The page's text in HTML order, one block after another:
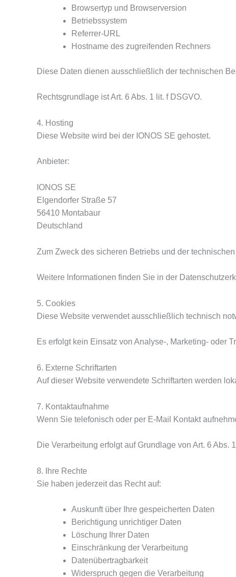
Browsertyp und Browserversion
Betriebssystem
Referrer-URL
Hostname des zugreifenden Rechners
Diese Daten dienen ausschließlich der technischen
Rechtsgrundlage ist Art. 6 Abs. 1 lit. f DSGVO.
4. Hosting
Diese Website wird bei der IONOS SE gehostet.
Anbieter:
IONOS SE
Elgendorfer Straße 57
56410 Montabaur
Deutschland
Zum Zweck des sicheren Betriebs und der
Weitere Informationen finden Sie in der
5. Cookies
Diese Website verwendet ausschließlich technisch
Es erfolgt kein Einsatz von Analyse-, Marketing- oder
6. Externe Schriftarten
Auf dieser Website verwendete Schriftarten werden
7. Kontaktaufnahme
Wenn Sie telefonisch oder per E-Mail Kontakt
Die Verarbeitung erfolgt auf Grundlage von Art. 6 Abs.
8. Ihre Rechte
Sie haben jederzeit das Recht auf:
Auskunft über Ihre gespeicherten Daten
Berichtigung unrichtiger Daten
Löschung Ihrer Daten
Einschränkung der Verarbeitung
Datenübertragbarkeit
Widerspruch gegen die Verarbeitung